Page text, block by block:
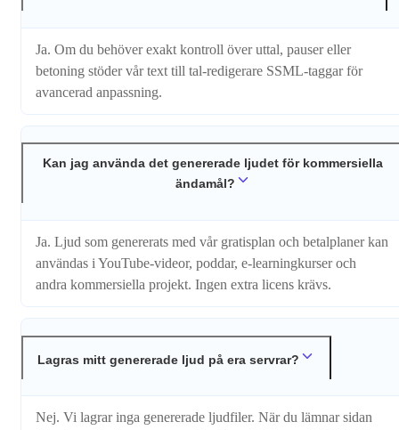
Ja. Om du behöver exakt kontroll över uttal, pauser eller
betoning stöder vår text till tal-redigerare SSML-taggar för
avancerad anpassning.
Kan jag använda det genererade ljudet för kommersiella
ändamål?
Ja. Ljud som genererats med vår gratisplan och betalplaner kan
användas i YouTube-videor, poddar, e-learningkurser och
andra kommersiella projekt. Ingen extra licens krävs.
Lagras mitt genererade ljud på era servrar?
Nej. Vi lagrar inga genererade ljudfiler. När du lämnar sidan